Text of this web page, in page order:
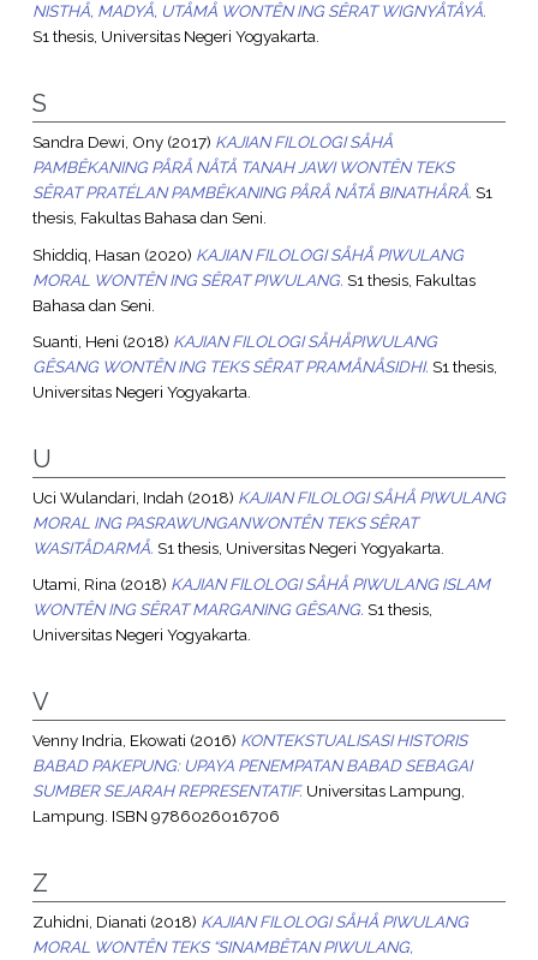
NISTHÅ, MADYÅ, UTÅMÅ WONTÊN ING SÊRAT WIGNYÅTÅYÅ.
S1 thesis, Universitas Negeri Yogyakarta.
S
Sandra Dewi, Ony(2017) KAJIAN FILOLOGI SÅHÅ
PAMBÊKANING PÅRÅ NÅTÅ TANAH JAWI WONTÊN TEKS
SÊRAT PRATÉLAN PAMBÊKANING PÅRÅ NÅTÅ BINATHÅRÅ. S1
thesis, Fakultas Bahasa dan Seni.
Shiddiq, Hasan (2020) KAJIAN FILOLOGI SÅHÅ PIWULANG
MORAL WONTÊN ING SÊRAT PIWULANG. S1 thesis, Fakultas
Bahasa dan Seni.
Suanti, Heni (2018) KAJIAN FILOLOGI SÅHÅPIWULANG
GÊSANG WONTÊN ING TEKS SÊRAT PRAMÅNÅSIDHI. S1 thesis,
Universitas Negeri Yogyakarta.
U
Uci Wulandari, Indah (2018) KAJIAN FILOLOGI SÅHÅ PIWULANG
MORAL ING PASRAWUNGANWONTÊN TEKS SÊRAT
WASITÅDARMÅ. S1 thesis, Universitas Negeri Yogyakarta.
Utami, Rina(2018) KAJIAN FILOLOGI SÅHÅ PIWULANG ISLAM
WONTÊN ING SÊRAT MARGANING GÊSANG. S1 thesis,
Universitas Negeri Yogyakarta.
V
Venny Indria, Ekowati (2016) KONTEKSTUALISASI HISTORIS
BABAD PAKEPUNG: UPAYA PENEMPATAN BABAD SEBAGAI
SUMBER SEJARAH REPRESENTATIF.Universitas Lampung,
Lampung. ISBN 9786026016706
Z
Zuhidni, Dianati (2018) KAJIAN FILOLOGI SÅHÅ PIWULANG
MORAL WONTÊN TEKS “SINAMBÊTAN PIWULANG,